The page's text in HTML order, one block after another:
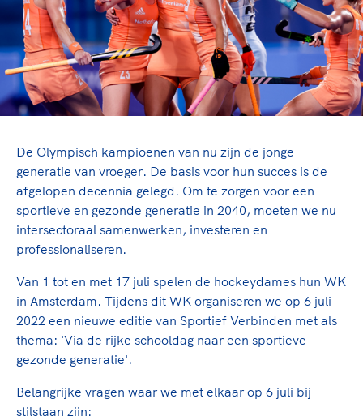
Sportonderzoek
Sportakkoord II
Game Changer
Olympische geschiedenis
Nieuwspagina
Columns
Sport gaat niet vanzelf
Sport verenigt. Op sportclubs, pleintjes, tijdens
een rondje fietsen, door samen te skaten of naar
de sportschool te gaan. Door samen te juichen
Veilige en integere sport
Diversiteit en inclusie
Gezonde sportomgeving
Duurzaamheid
Bekwaam sportkader
Sportmatch
Clubacties
Handboek Wet- en Regelgeving
Opleidingen en trainingen
High5 Stappenplan
Ruimte voor sport
Clubondersteuning
Beroepskrachten
TeamNL Academie Kalender
Kennisaanbod TeamNL Experts
TeamNL Sport Science Centre
Olympische Spelen LA28
Paralympische Spelen LA28
Europese Spelen Istanbul 2027
Topsportbeleid
Maatschappelijke waarde topsport
Top teamsportcompetities
De TeamNL Academie
De TeamNL Academie biedt een leer- en
De Olympisch kampioenen van nu zijn de jonge
generatie van vroeger. De basis voor hun succes is de
afgelopen decennia gelegd. Om te zorgen voor een
sportieve en gezonde generatie in 2040, moeten we nu
intersectoraal samenwerken, investeren en
professionaliseren.
Van 1 tot en met 17 juli spelen de hockeydames hun WK
in Amsterdam. Tijdens dit WK organiseren we op 6 juli
2022 een nieuwe editie van Sportief Verbinden met als
thema: 'Via de rijke schooldag naar een sportieve
gezonde generatie'.
Belangrijke vragen waar we met elkaar op 6 juli bij
stilstaan zijn: